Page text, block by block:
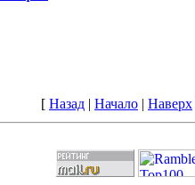
[ Назад | Начало | Наверх